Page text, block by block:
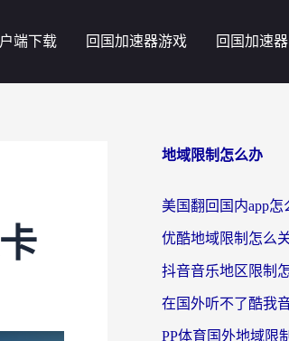
端下载 回国加速器游戏 回国加速器
地域限制怎么办